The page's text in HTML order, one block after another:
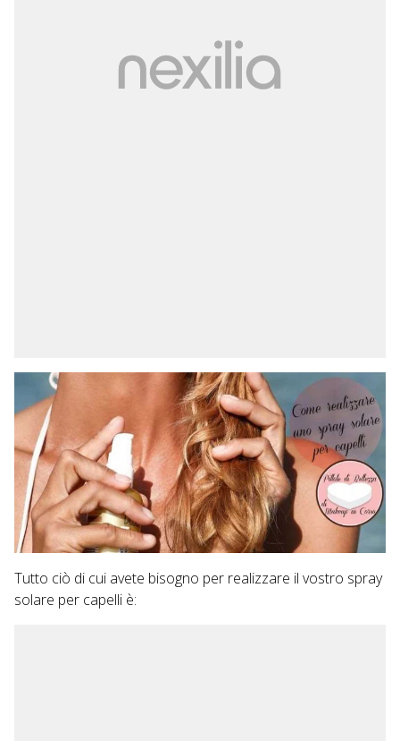
Tutto ciò di cui avete bisogno per realizzare il vostro spray
solare per capelli è: